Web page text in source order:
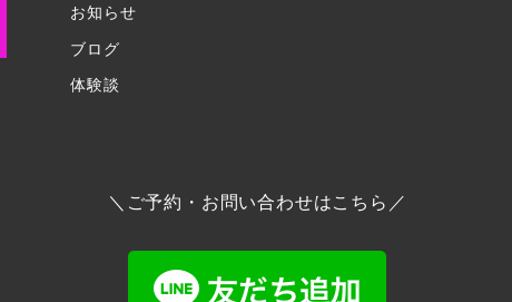
お知らせ
ブログ
体験談
＼ご予約・お問い合わせはこちら／